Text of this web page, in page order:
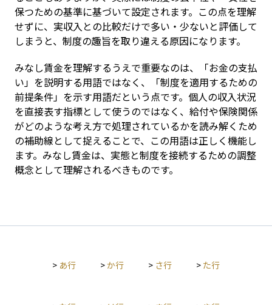
保つための基準に基づいて設定されます。この点を理解
せずに、実収入との比較だけで多い・少ないと評価して
しまうと、制度の趣旨を取り違える原因になります。
みなし賃金を理解するうえで重要なのは、「お金の支払
い」を説明する用語ではなく、「制度を適用するための
前提条件」を示す用語だという点です。個人の収入状況
を直接表す指標として使うのではなく、給付や保険関係
がどのような考え方で処理されているかを読み解くため
の補助線として捉えることで、この用語は正しく機能し
ます。みなし賃金は、実態と制度を接続するための調整
概念として理解されるべきものです。
> あ行 >か行 > さ行 > た行